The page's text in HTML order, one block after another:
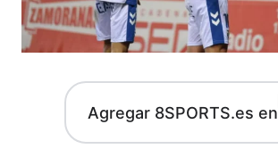
Agregar 8SPORTS.es en